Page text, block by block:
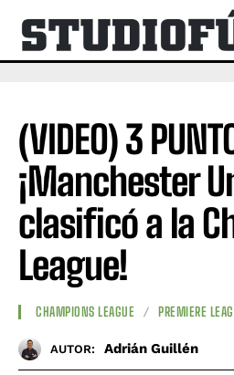
(VIDEO) 3
¡Manchester
clasificó a la
League!
CHAMPIONS LEAGUE PREMIERE
AUTOR: Adrián Guillén